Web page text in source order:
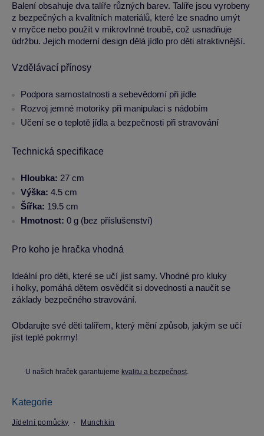
Balení obsahuje dva talíře různých barev. Talíře jsou vyrobeny
z bezpečných a kvalitních materiálů, které lze snadno umýt
v myčce nebo použít v mikrovlnné troubě, což usnadňuje
údržbu. Jejich moderní design dělá jídlo pro děti atraktivnější.
Vzdělávací přínosy
Podpora samostatnosti a sebevědomí při jídle
Rozvoj jemné motoriky při manipulaci s nádobím
Učení se o teplotě jídla a bezpečnosti při stravování
Technická specifikace
Hloubka: 27 cm
Výška: 4.5 cm
Šířka: 19.5 cm
Hmotnost: 0 g (bez příslušenství)
Pro koho je hračka vhodná
Ideální pro děti, které se učí jíst samy. Vhodné pro kluky
i holky, pomáhá dětem osvědčit si dovednosti a naučit se
základy bezpečného stravování.
Obdarujte své děti talířem, který mění způsob, jakým se učí
jíst teplé pokrmy!
U našich hraček garantujeme kvalitu a bezpečnost.
Kategorie
Jídelní pomůcky Munchkin